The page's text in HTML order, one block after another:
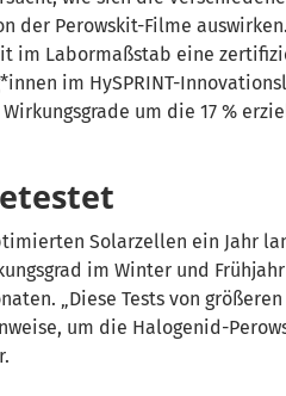
Perowskit-Filme
im Labormaßstab eine
im HySPRINT-
um die 17 %
Solarzellen ein Jahr
im Winter und
„Diese Tests von
um die Halogenid-